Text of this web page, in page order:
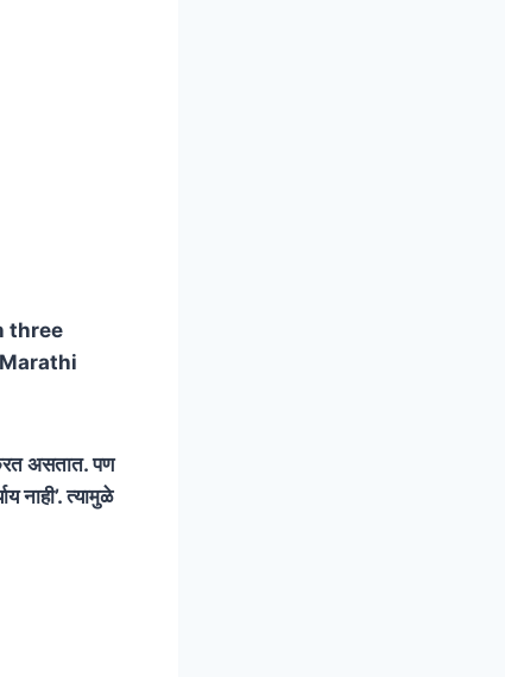
three
असतात. पण
नाही’. त्यामुळे